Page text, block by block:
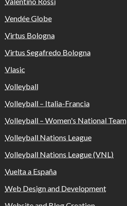
Vendée Globe
Virtus Bologna
Virtus Segafredo Bologna
Vlasic
Volleyball
Volleyball – Italia-Francia
Volleyball – Women's National Team
Volleyball Nations League
Volleyball Nations League (VNL)
Vuelta a España
Web Design and Development